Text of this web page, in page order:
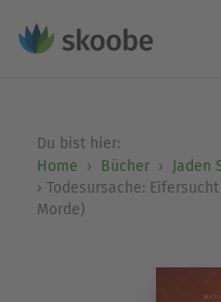
Du bist hier:
Home
Bücher
Jaden
Todesursache:
Morde)